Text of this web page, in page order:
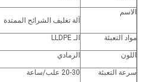
الاسم
آلة تغليف الشرائح الممتدة
مواد التعبئة الـ LLDPE
اللون الرمادي
سرعة التعبئة 20-30 علب/ساعة